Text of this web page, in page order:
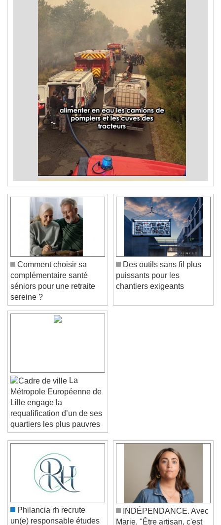
Play Video
Play
Skip Backward
Skip Forward
Unmute
Current Time
/
Duration-:-
Loaded:0%
Comment choisir sa
complémentaire santé
séniors pour une retraite
sereine ?
Des outils sans fil plus
puissants pour les
chantiers exigeants
La
Métropole Européenne de
Lille engage la
requalification d’un de ses
quartiers les plus pauvres
Philancia rh recrute
un(e) responsable études
INDÉPENDANCE. Avec
Marie, "Être artisan, c'est